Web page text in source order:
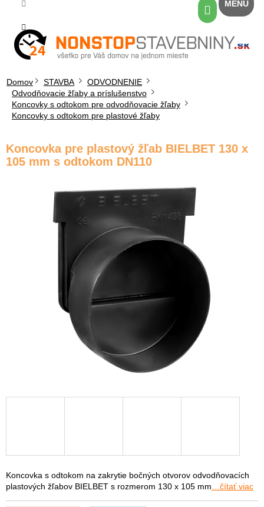
obsah
Nákupný
košík
Domov STAVBA
ODVODNENIE
Odvodňovacie žľaby a príslušenstvo
Koncovky s odtokom pre odvodňovacie žľaby
Koncovky s odtokom pre plastové žľaby
Koncovka pre plastový žľab BIELBET 130 x
105 mm s odtokom DN110
Koncovka s odtokom na zakrytie bočných otvorov odvodňovacích
plastových žľabov BIELBET s rozmerom 130 x 105 mm …čítať viac